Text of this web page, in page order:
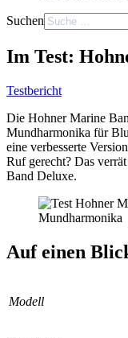
Suchen
Im Test:
Testbericht
Die Hohner Marine
Mundharmonika für
eine verbesserte
Ruf gerecht? Das
Band Deluxe.
Auf einen
Modell